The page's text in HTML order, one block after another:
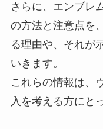
さらに、エンブレ
の方法と注意点を
る理由や、それが
いきます。
これらの情報は、
入を考える方にと